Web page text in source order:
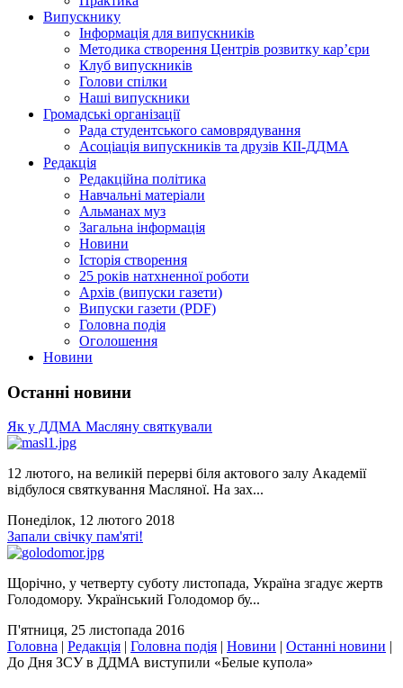
Випускнику
Інформація для випускників
Методика створення Центрів розвитку кар’єри
Клуб випускників
Голови спілки
Наші випускники
Громадські організації
Рада студентського самоврядування
Асоціація випускників та друзів КІІ-ДДМА
Редакція
Редакційна політика
Навчальні матеріали
Альманах муз
Загальна інформація
Новини
Історія створення
25 років натхненної роботи
Архів (випуски газети)
Випуски газети (PDF)
Головна подія
Оголошення
Новини
Останні новини
Як у ДДМА Масляну святкували
12 лютого, на великій перерві біля актового залу Академії
відбулося святкування Масляної. На зах...
Понеділок, 12 лютого 2018
Запали свічку пам'яті!
Щорічно, у четверту суботу листопада, Україна згадує жертв
Голодомору. Український Голодомор бу...
П'ятниця, 25 листопада 2016
Головна | Редакція | Головна подія | Новини | Останні новини |
До Дня ЗСУ в ДДМА виступили «Белые купола»